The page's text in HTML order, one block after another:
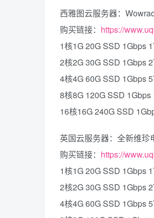
西雅图云服务器：
购买链接： https://
1核1G 20G SSD 1Gbps
2核2G 30G SSD 1Gbps
4核4G 60G SSD 1Gbps
8核8G 120G SSD
16核16G 240G SSD
英国云服务器：全新维
购买链接： https://
1核1G 20G SSD 1Gbps
2核2G 30G SSD 1Gbps
4核4G 60G SSD 1Gbps